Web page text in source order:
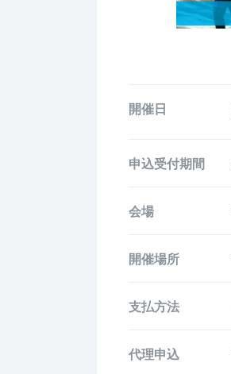
開催日
申込受付期間
会場
開催場所
支払方法
代理申込